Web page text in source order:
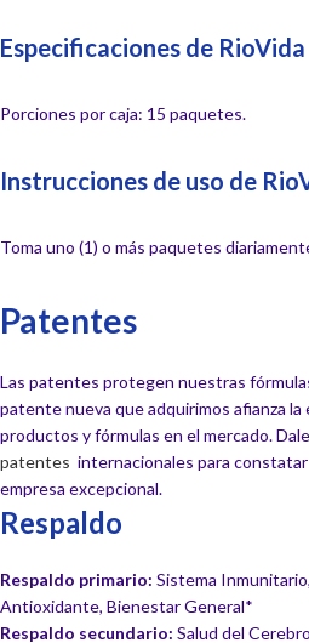
Especificaciones de
Porciones por caja: 15 paquetes.
Instrucciones de uso de
Toma uno (1) o más paquetes
Patentes
Las patentes protegen nuestras
patente nueva que adquirimos afianza
productos y fórmulas en el mercado.
patentes internacionales para
empresa excepcional.
Respaldo
Respaldo primario: Sistema
Antioxidante, Bienestar General*
Respaldo secundario: Salud del